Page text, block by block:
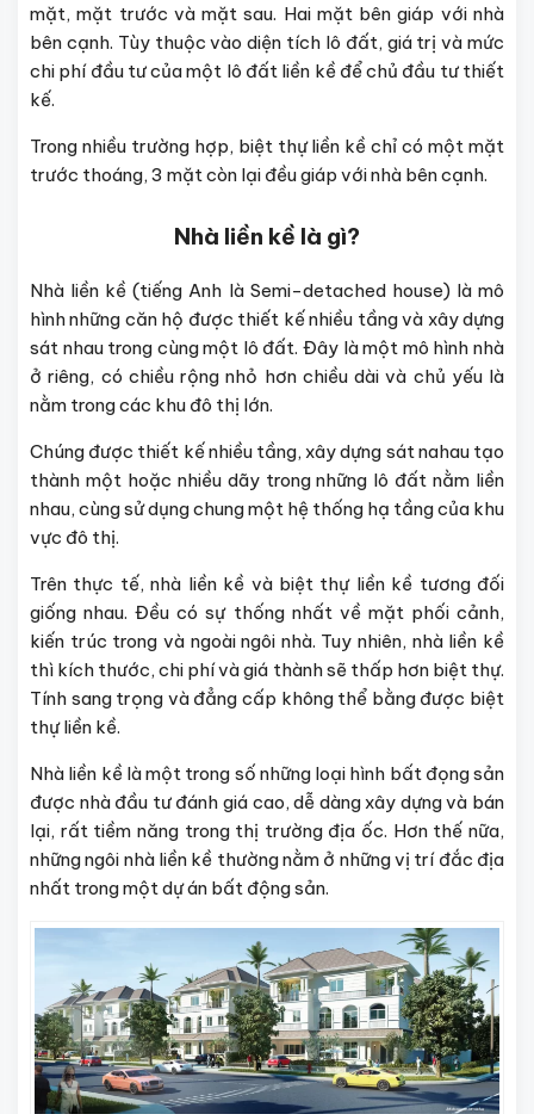
mặt, mặt trước và mặt sau. Hai mặt bên giáp với nhà
bên cạnh. Tùy thuộc vào diện tích lô đất, giá trị và mức
chi phí đầu tư của một lô đất liền kề để chủ đầu tư thiết
kế.
Trong nhiều trường hợp, biệt thự liền kề chỉ có một mặt
trước thoáng, 3 mặt còn lại đều giáp với nhà bên cạnh.
Nhà liền kề là gì?
Nhà liền kề (tiếng Anh là Semi-detached house) là mô
hình những căn hộ được thiết kế nhiều tầng và xây dựng
sát nhau trong cùng một lô đất. Đây là một mô hình nhà
ở riêng, có chiều rộng nhỏ hơn chiều dài và chủ yếu là
nằm trong các khu đô thị lớn.
Chúng được thiết kế nhiều tầng, xây dựng sát nahau tạo
thành một hoặc nhiều dãy trong những lô đất nằm liền
nhau, cùng sử dụng chung một hệ thống hạ tầng của khu
vực đô thị.
Trên thực tế, nhà liền kề và biệt thự liền kề tương đối
giống nhau. Đều có sự thống nhất về mặt phối cảnh,
kiến trúc trong và ngoài ngôi nhà. Tuy nhiên, nhà liền kề
thì kích thước, chi phí và giá thành sẽ thấp hơn biệt thự.
Tính sang trọng và đẳng cấp không thể bằng được biệt
thự liền kề.
Nhà liền kề là một trong số những loại hình bất đọng sản
được nhà đầu tư đánh giá cao, dễ dàng xây dựng và bán
lại, rất tiềm năng trong thị trường địa ốc. Hơn thế nữa,
những ngôi nhà liền kề thường nằm ở những vị trí đắc địa
nhất trong một dự án bất động sản.